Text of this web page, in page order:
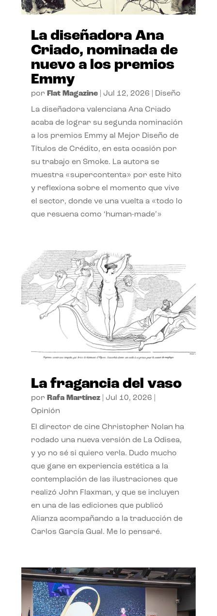
La diseñadora Ana
Criado, nominada de
nuevo a los premios
Emmy
por Flat Magazine| Jul 12, 2026 Diseño
La diseñadora valenciana Ana Criado
acaba de lograr su segunda nominación
a los premios Emmy al Mejor Diseño de
Títulos de Crédito, en esta ocasión por
su trabajo en Smoke. La autora se
muestra «supercontenta» por este hito
y reflexiona sobre el momento que vive
el sector, donde ve una vuelta a «todo lo
que resuena como ‘human-made’»
La fragancia del vaso
por Rafa Martínez| Jul 10, 2026
Opinión
El director de cine Christopher Nolan ha
rodado una nueva versión de La Odisea,
y yo no sé si quiero verla. Dudo mucho
que gane en experiencia estética a la
contemplación de las ilustraciones que
realizó John Flaxman, y que se incluyen
en una de las ediciones que publicó
Alianza acompañando a la traducción de
Carlos García Gual. Me lo pensaré.